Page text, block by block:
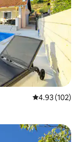
レビュー102
4.93 (102)